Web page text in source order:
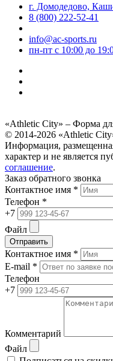
г. Домодедово,
8 (800) 222-52-41
info@ac-sports.ru
пн-пт c 10:00 до
«Athletic City» – Форма
© 2014-2026 «Athletic
Информация,
характер и не является
соглашение.
Заказ обратного звонка
Контактное имя *
Телефон *
+7
Файл
Отправить
Контактное имя *
E-mail *
Телефон
+7
Комментарий
Файл